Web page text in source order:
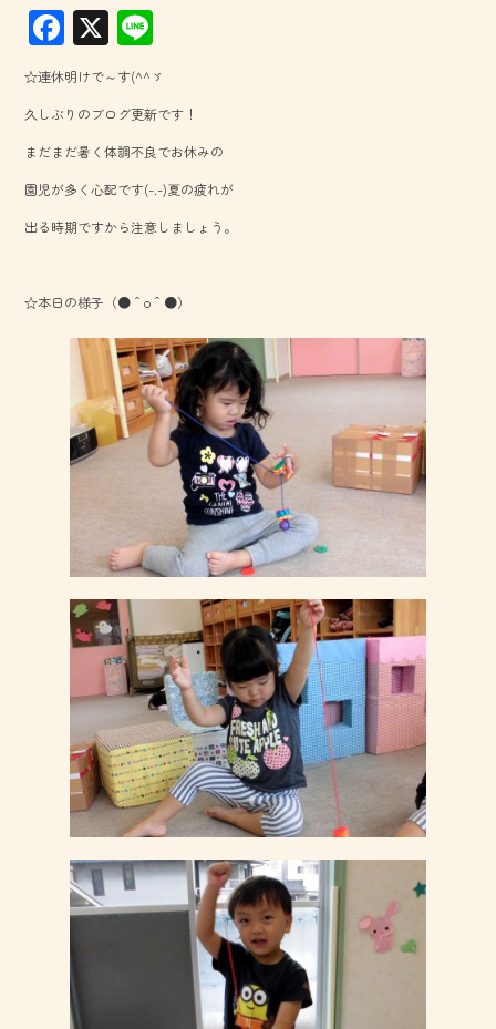
F
ac
e
b
o
ok
X
ne
☆連休明けで～す(^^ゞ
久しぶりのブログ更新です！
まだまだ暑く体調不良でお休みの
園児が多く心配です(-.-)夏の疲れが
出る時期ですから注意しましょう。
☆本日の様子（●＾o＾●）